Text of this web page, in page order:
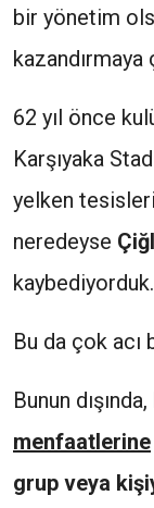
bir yönetim
kazandırmaya
62 yıl önce
Karşıyaka
yelken
neredeyse
kaybediyorduk.
Bu da çok
Bunun dışında,
menfaatlerine
grup veya